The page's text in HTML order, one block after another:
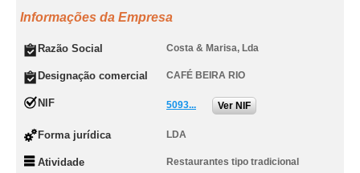
Informações da Empresa
Razão Social Costa & Marisa, Lda
Designação comercial CAFÉ BEIRA RIO
NIF 5093... Ver NIF
Forma jurídica LDA
Atividade Restaurantes tipo tradicional